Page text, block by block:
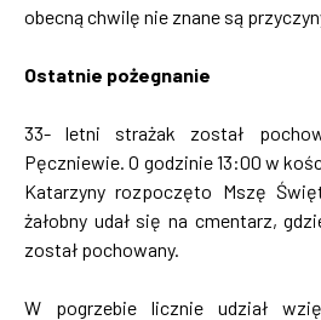
obecną chwilę nie znane są
Ostatnie pożegnanie
33- letni strażak został
Pęczniewie. O godzinie 13:00 w
Katarzyny rozpoczęto Mszę
żałobny udał się na cmentarz,
został pochowany.
W pogrzebie licznie udział